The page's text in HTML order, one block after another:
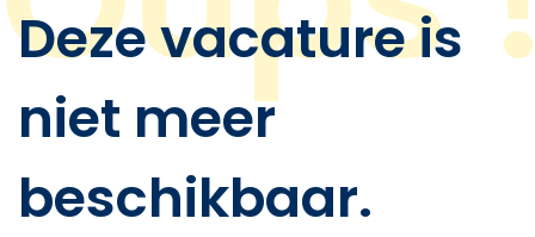
Deze vacature is
niet meer
beschikbaar.